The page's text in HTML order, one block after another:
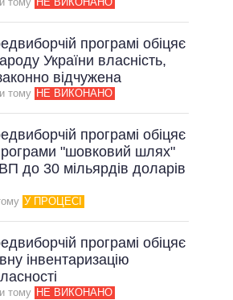
програмі обіцяє
України власність,
відчужена
тому НЕ ВИКОНАНО
програмі обіцяє
"шовковий шлях"
до 30 мільярдів доларів
У ПРОЦЕСІ
програмі обіцяє
інвентаризацію
тому НЕ ВИКОНАНО